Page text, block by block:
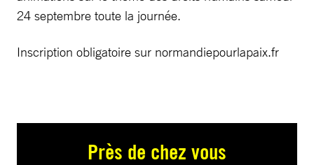
24 septembre toute la journée.
Inscription obligatoire sur normandiepourlapaix.fr
Près de chez vous